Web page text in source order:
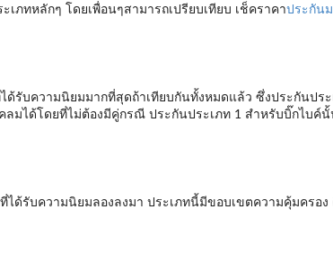
ภทหลักๆ โดยเพื่อนๆสามารถเปรียบเทียบ เช็คราคาประกัน
ด้รับความนิยมมากที่สุดถ้าเทียบกันทั้งหมดแล้ว ซึ่งประกันป
มได้โดยที่ไม่ต้องมีคู่กรณี ประกันประเภท 1 สำหรับบิ๊กไบค์
ได้รับความนิยมลองลงมา ประเภทนี้มีขอบเขตความคุ้มคร